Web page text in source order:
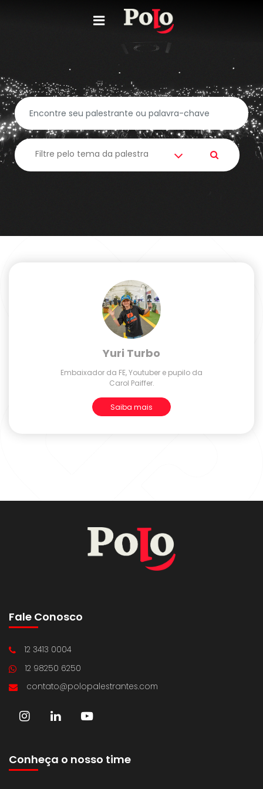
Yuri Turbo
Embaixador da FE, Youtuber e pupilo da
Carol Paiffer.
Saiba mais
Fale Conosco
12 3413 0004
12 98250 6250
contato@polopalestrantes.com
Conheça o nosso time